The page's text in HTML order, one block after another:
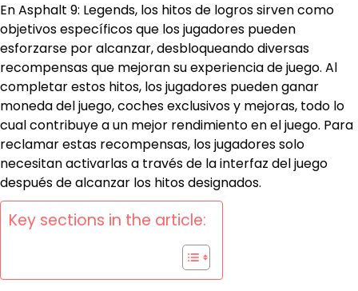
En Asphalt 9: Legends, los hitos de logros sirven como
objetivos específicos que los jugadores pueden
esforzarse por alcanzar, desbloqueando diversas
recompensas que mejoran su experiencia de juego. Al
completar estos hitos, los jugadores pueden ganar
moneda del juego, coches exclusivos y mejoras, todo lo
cual contribuye a un mejor rendimiento en el juego. Para
reclamar estas recompensas, los jugadores solo
necesitan activarlas a través de la interfaz del juego
después de alcanzar los hitos designados.
Key sections in the article: